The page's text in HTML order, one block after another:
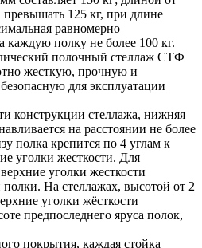
125 кг, при длине
равномерно
каждую полку не более 100 кг.
полочный стеллаж СТФ
жесткую, прочную и
для эксплуатации
конструкции стеллажа, нижняя
на расстоянии не более
полка крепится по 4 углам к
уголки жесткости. Для
уголки жесткости
полки. На стеллажах, высотой от 2
уголки жёсткости
предпоследнего яруса полок,
покрытия, каждая стойка